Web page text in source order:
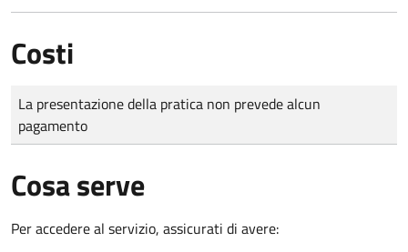
Costi
Tipo di pagamento
Importo
La presentazione della pratica non prevede alcun
pagamento
Cosa serve
Per accedere al servizio, assicurati di avere: